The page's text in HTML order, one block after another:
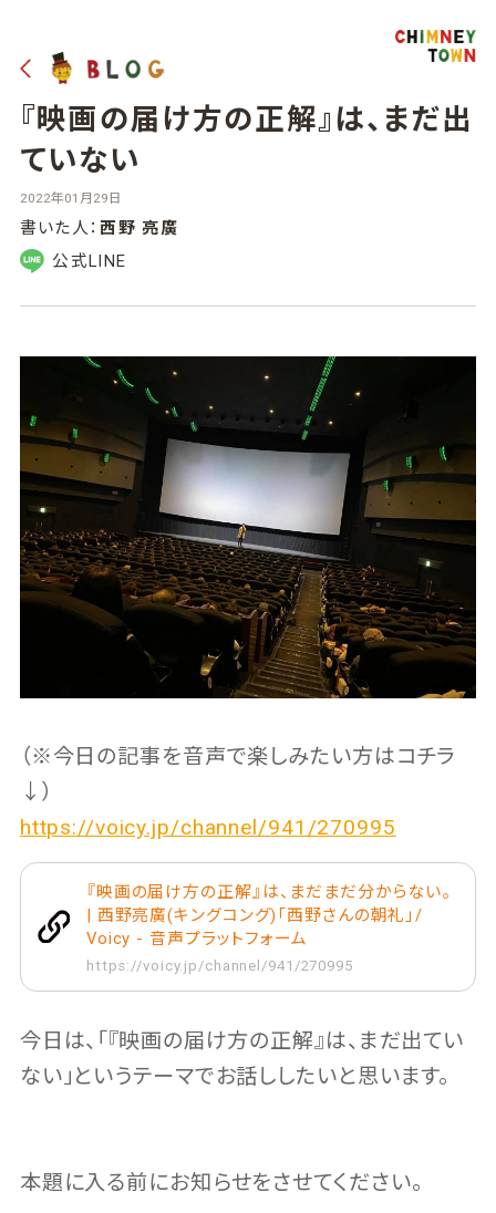
『映画の届け方の正解』は、まだ出
ていない
2022年01月29日
書いた人： 西野 亮廣
公式LINE
（※今日の記事を音声で楽しみたい方はコチラ
↓）
https://voicy.jp/channel/941/270995
『映画の届け方の正解』は、まだまだ分からない。
| 西野亮廣(キングコング)「西野さんの朝礼」/
Voicy - 音声プラットフォーム
https://voicy.jp/channel/941/270995
今日は、「『映画の届け方の正解』は、まだ出てい
ない」というテーマでお話ししたいと思います。
本題に入る前にお知らせをさせてください。